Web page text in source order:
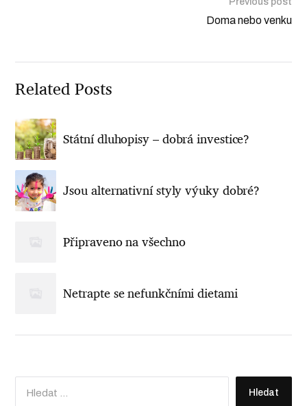
Doma nebo venku
Related Posts
Státní dluhopisy – dobrá investice?
Jsou alternativní styly výuky dobré?
Připraveno na všechno
Netrapte se nefunkčními dietami
V